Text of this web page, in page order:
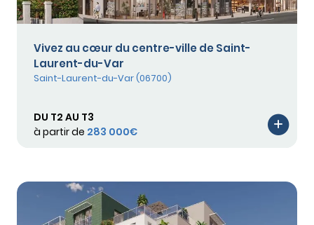
Vivez au cœur du centre-ville de Saint-
Laurent-du-Var
Saint-Laurent-du-Var (06700)
DU T2 AU T3
à partir de 283 000€